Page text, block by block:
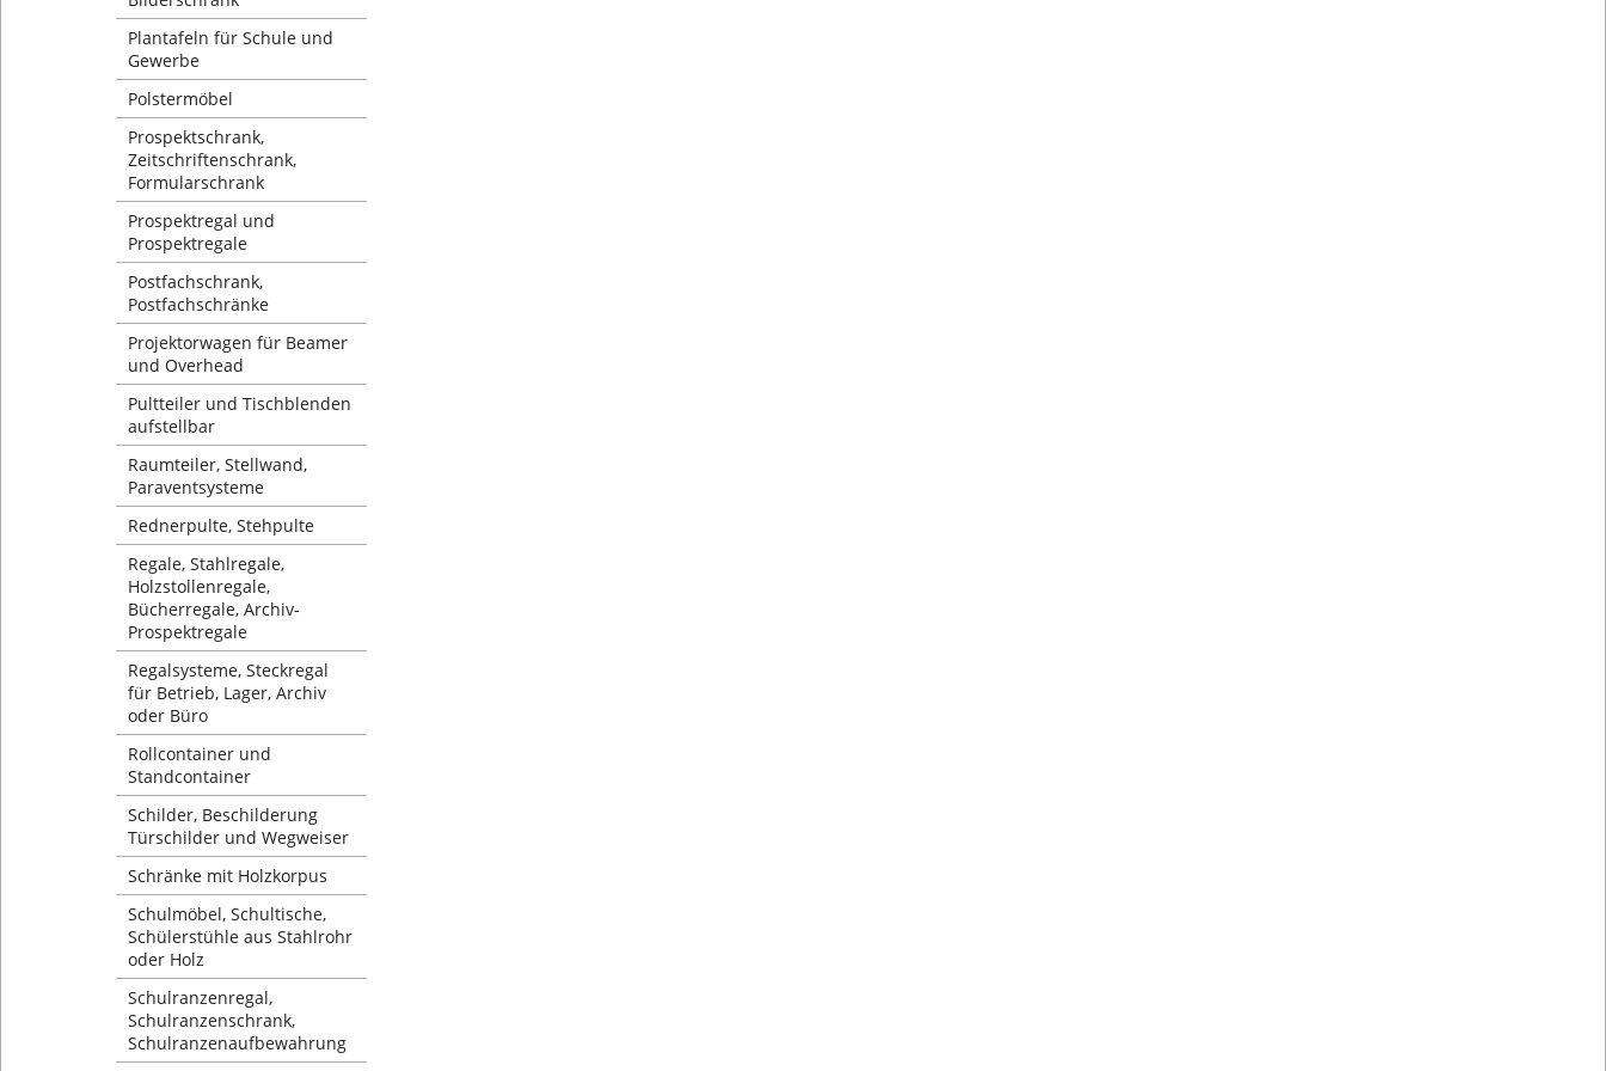
Plantafeln für Schule und
Gewerbe
Polstermöbel
Prospektschrank,
Zeitschriftenschrank,
Formularschrank
Prospektregal und
Prospektregale
Postfachschrank,
Postfachschränke
Projektorwagen für Beamer
und Overhead
Pultteiler und Tischblenden
aufstellbar
Raumteiler, Stellwand,
Paraventsysteme
Rednerpulte, Stehpulte
Regale, Stahlregale,
Holzstollenregale,
Bücherregale, Archiv-
Prospektregale
Regalsysteme, Steckregal
für Betrieb, Lager, Archiv
oder Büro
Rollcontainer und
Standcontainer
Schilder, Beschilderung
Türschilder und Wegweiser
Schränke mit Holzkorpus
Schulmöbel, Schultische,
Schülerstühle aus Stahlrohr
oder Holz
Schulranzenregal,
Schulranzenschrank,
Schulranzenaufbewahrung